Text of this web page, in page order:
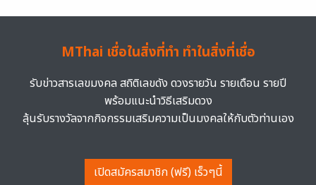
MThai เชื่อในสิ่งที่ทำ ทำในสิ่งที่เชื่อ
รับข่าวสารเลขมงคล สถิติเลขดัง ดวงรายวัน รายเดือน รายปี
พร้อมแนะนำวิธีเสริมดวง
ลุ้นรับรางวัลจากกิจกรรมเสริมความเป็นมงคลให้กับตัวท่านเอง
เปิดสมัครสมาชิก (ฟรี) เร็วๆนี้